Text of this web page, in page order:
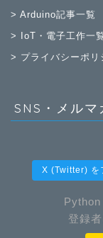
> Arduino記事一覧
> IoT・電子工作一
> プライバシーポリ
SNS・メルマ
X (Twitter) を
Python
登録者